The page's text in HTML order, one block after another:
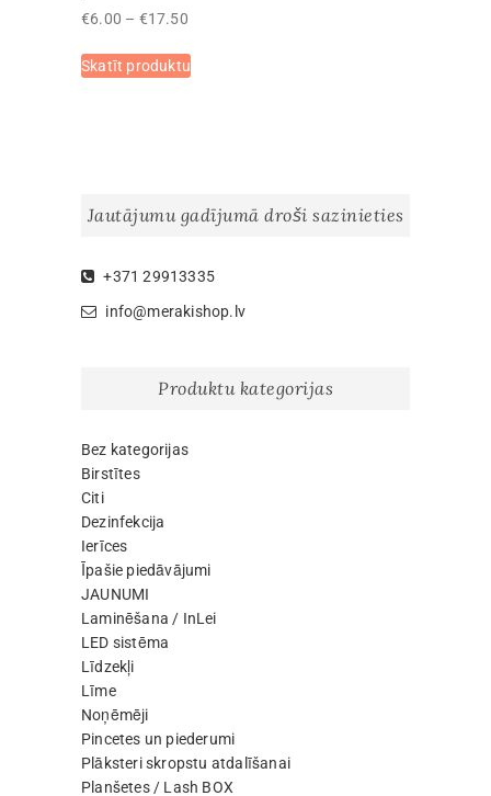
€6.00 – €17.50Price
€6.00
Skatīt produktuproduct
may
the
Jautājumu gadījumā droši sazinieties
+371 29913335
info@merakishop.lv
Produktu kategorijas
Bez kategorijas
Birstītes
Citi
Dezinfekcija
Ierīces
Īpašie piedāvājumi
JAUNUMI
Laminēšana / InLei
LED sistēma
Līdzekļi
Līme
Noņēmēji
Pincetes un piederumi
Plāksteri skropstu atdalīšanai
Planšetes / Lash BOX